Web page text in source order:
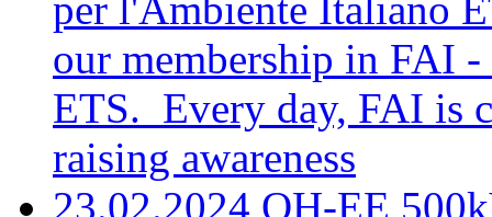
per l'Ambiente Italiano
our membership in FAI
ETS. Every day, FAI is
raising awareness
23.02.2024 OH-EE